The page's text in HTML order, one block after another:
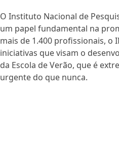
O Instituto Nacional de
um papel fundamental na
mais de 1.400 profissionais, o
iniciativas que visam o
da Escola de Verão, que é
urgente do que nunca.